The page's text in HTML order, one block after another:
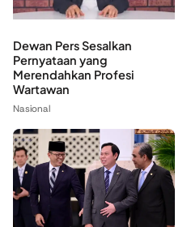
Dewan Pers Sesalkan
Pernyataan yang
Merendahkan Profesi
Wartawan
Nasional